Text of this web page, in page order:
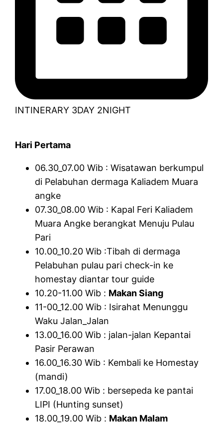
INTINERARY 3DAY 2NIGHT
Hari Pertama
06.30_07.00 Wib : Wisatawan berkumpul
di Pelabuhan dermaga Kaliadem Muara
angke
07.30_08.00 Wib : Kapal Feri Kaliadem
Muara Angke berangkat Menuju Pulau
Pari
10.00_10.20 Wib :Tibah di dermaga
Pelabuhan pulau pari check-in ke
homestay diantar tour guide
10.20-11.00 Wib : Makan Siang
11-00_12.00 Wib : Isirahat Menunggu
Waku Jalan_Jalan
13.00_16.00 Wib : jalan-jalan Kepantai
Pasir Perawan
16.00_16.30 Wib : Kembali ke Homestay
(mandi)
17.00_18.00 Wib : bersepeda ke pantai
LIPI (Hunting sunset)
18.00_19.00 Wib : Makan Malam